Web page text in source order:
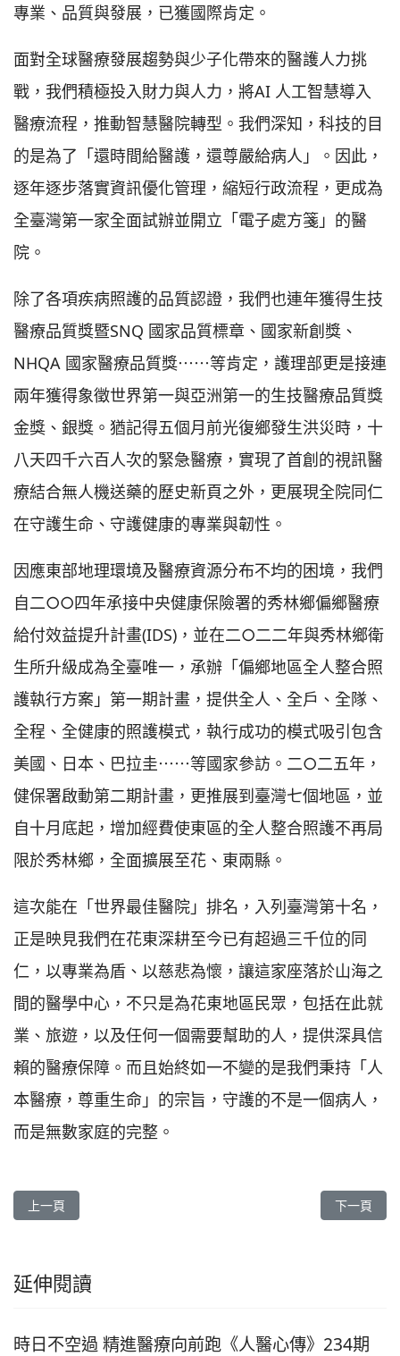
專業、品質與發展，已獲國際肯定。
面對全球醫療發展趨勢與少子化帶來的醫護人力挑
戰，我們積極投入財力與人力，將AI 人工智慧導入
醫療流程，推動智慧醫院轉型。我們深知，科技的目
的是為了「還時間給醫護，還尊嚴給病人」。因此，
逐年逐步落實資訊優化管理，縮短行政流程，更成為
全臺灣第一家全面試辦並開立「電子處方箋」的醫
院。
除了各項疾病照護的品質認證，我們也連年獲得生技
醫療品質獎暨SNQ 國家品質標章、國家新創獎、
NHQA 國家醫療品質獎⋯⋯等肯定，護理部更是接連
兩年獲得象徵世界第一與亞洲第一的生技醫療品質獎
金獎、銀獎。猶記得五個月前光復鄉發生洪災時，十
八天四千六百人次的緊急醫療，實現了首創的視訊醫
療結合無人機送藥的歷史新頁之外，更展現全院同仁
在守護生命、守護健康的專業與韌性。
因應東部地理環境及醫療資源分布不均的困境，我們
自二○○四年承接中央健康保險署的秀林鄉偏鄉醫療
給付效益提升計畫(IDS)，並在二○二二年與秀林鄉衛
生所升級成為全臺唯一，承辦「偏鄉地區全人整合照
護執行方案」第一期計畫，提供全人、全戶、全隊、
全程、全健康的照護模式，執行成功的模式吸引包含
美國、日本、巴拉圭⋯⋯等國家參訪。二○二五年，
健保署啟動第二期計畫，更推展到臺灣七個地區，並
自十月底起，增加經費使東區的全人整合照護不再局
限於秀林鄉，全面擴展至花、東兩縣。
這次能在「世界最佳醫院」排名，入列臺灣第十名，
正是映見我們在花東深耕至今已有超過三千位的同
仁，以專業為盾、以慈悲為懷，讓這家座落於山海之
間的醫學中心，不只是為花東地區民眾，包括在此就
業、旅遊，以及任何一個需要幫助的人，提供深具信
賴的醫療保障。而且始終如一不變的是我們秉持「人
本醫療，尊重生命」的宗旨，守護的不是一個病人，
而是無數家庭的完整。
上一篇文章: 愛，讓苦難轉化為喜悅《人醫心傳》267期
上一頁 下一篇文
下一頁
延伸閱讀
時日不空過 精進醫療向前跑《人醫心傳》234期